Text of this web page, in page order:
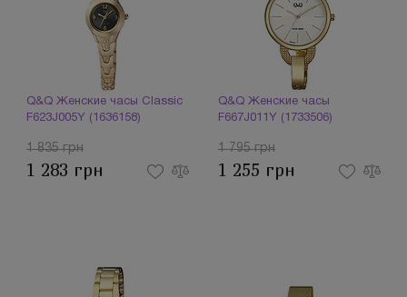
Q&Q Женские часы Classic
F623J005Y (1636158)
1 835 грн
1 283 грн
Q&Q Женские часы
F667J011Y (1733506)
1 795 грн
1 255 грн